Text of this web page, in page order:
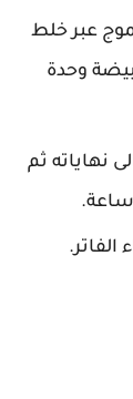
عبر خلط
وحدة
نهاياته ثم
ساعة.